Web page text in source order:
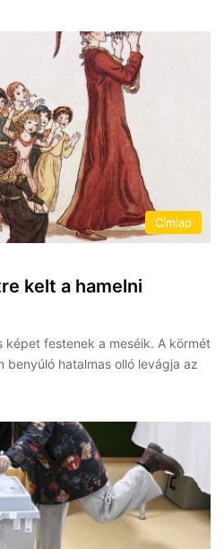
Címlap
kelt a hamelni
képet festenek a meséik. A körmét
benyúló hatalmas olló levágja az